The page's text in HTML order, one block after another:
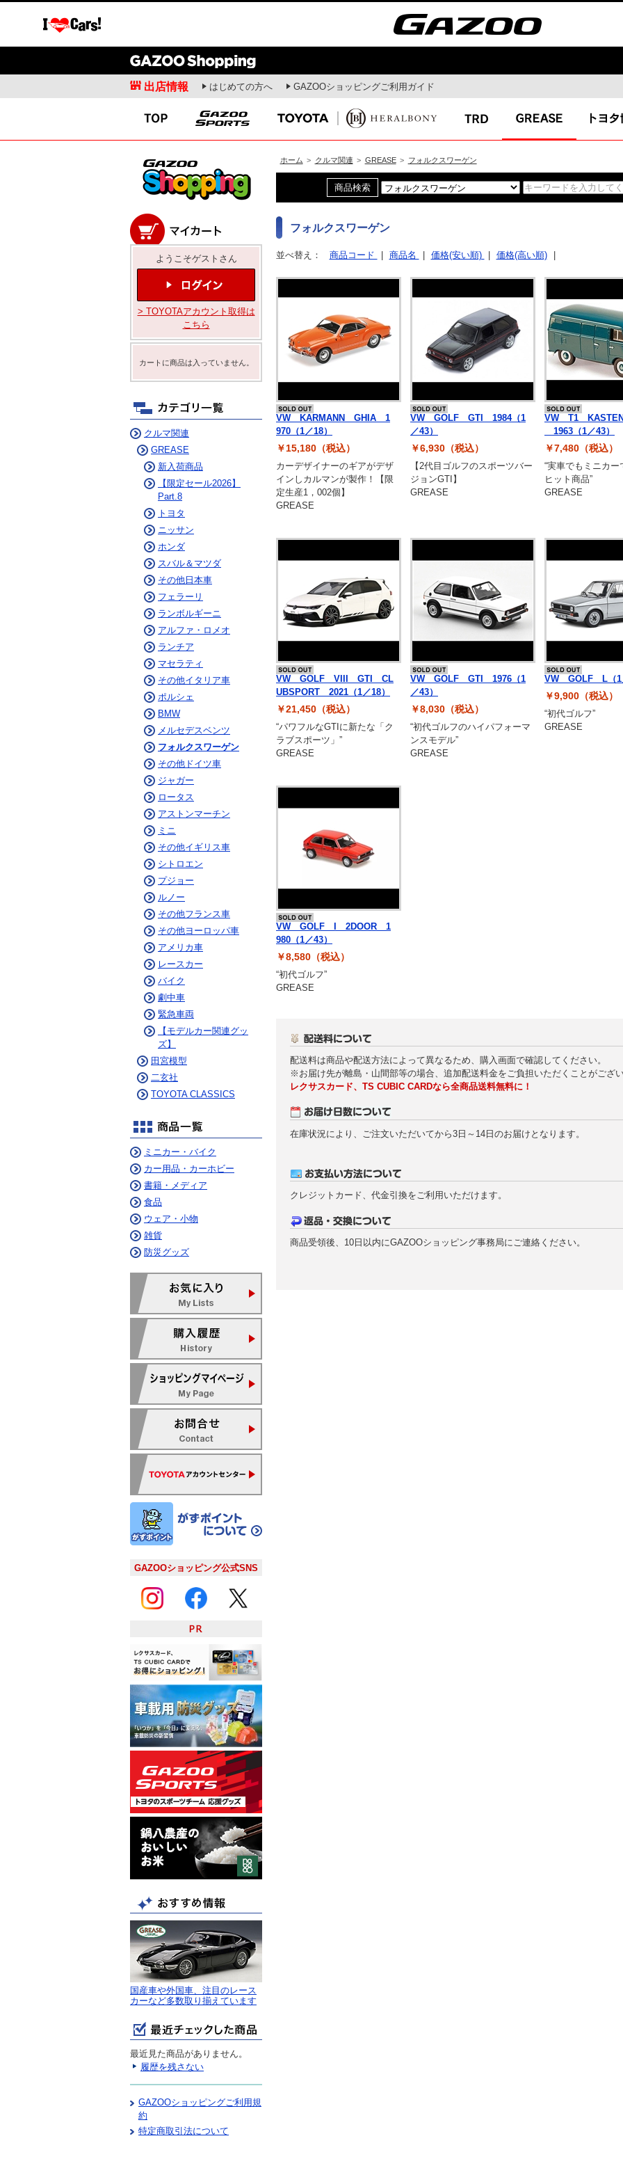
オフミーティング
クルマ情報
新車ニュース
試乗記
商品解説
開発者インタビュー
モビリティ
MaaS
コネクティッド
スマートシティ
ドライブルート
モータースポーツ コラム・エッセイ
安東弘樹連載コラム
寺田昌弘連載コラム
山田弘樹連載コラム
レポーター(お)ねえさん連載コラ
ム
ガズー博物館
出店情報 はじめての方へ GAZOOショッピングご利用ガイド
ホーム > クルマ関連 > GREASE > フォルクスワーゲン
フォルクスワーゲン
並べ替え： 商品コード 商品名 価格(安い順) 価格(高い順)
VW KARMANN GHIA 1
970（1／18）
￥15,180（税込）
カーデザイナーのギアがデザ
インしカルマンが製作！【限
定生産1，002個】
GREASE
VW GOLF GTI 1984（1
／43）
￥6,930（税込）
【2代目ゴルフのスポーツバー
ジョンGTI】
GREASE
VW T1
1963（1／43）
￥7,480（税込）
“実車でもミニカー
ヒット商品”
GREASE
VW GOLF VIII GTI CL
UBSPORT 2021（1／18）
￥21,450（税込）
“パワフルなGTIに新たな「ク
ラブスポーツ」”
GREASE
VW GOLF GTI 1976（1
／43）
￥8,030（税込）
“初代ゴルフのハイパフォーマ
ンスモデル”
GREASE
VW GOLF L（1
￥9,900（税込）
“初代ゴルフ”
GREASE
VW GOLF I 2DOOR 1
980（1／43）
￥8,580（税込）
“初代ゴルフ”
GREASE
配送料は商品や配送方法によって異なるため、購入画面で確認してください。
※お届け先が離島・山間部等の場合、追加配送料金をご負担いただくことがござい
レクサスカード、TS CUBIC CARDなら全商品送料無料に！
在庫状況により、ご注文いただいてから3日～14日のお届けとなります。
クレジットカード、代金引換をご利用いただけます。
商品受領後、10日以内にGAZOOショッピング事務局にご連絡ください。
ようこそゲストさん
> TOYOTAアカウント取得は
こちら
カートに商品は入っていません。
クルマ関連
GREASE
新入荷商品
【限定セール2026】
Part.8
トヨタ
ニッサン
ホンダ
スバル＆マツダ
その他日本車
フェラーリ
ランボルギーニ
アルファ・ロメオ
ランチア
マセラティ
その他イタリア車
ポルシェ
BMW
メルセデスベンツ
フォルクスワーゲン
その他ドイツ車
ジャガー
ロータス
アストンマーチン
ミニ
その他イギリス車
シトロエン
プジョー
ルノー
その他フランス車
その他ヨーロッパ車
アメリカ車
レースカー
バイク
劇中車
緊急車両
【モデルカー関連グッ
ズ】
田宮模型
二玄社
TOYOTA CLASSICS
ミニカー・バイク
カー用品・カーホビー
書籍・メディア
食品
ウェア・小物
雑貨
防災グッズ
GAZOOショッピング公式SNS
国産車や外国車、注目のレース
カーなど多数取り揃えています
最近見た商品がありません。
履歴を残さない
GAZOOショッピングご利用規
約
特定商取引法について